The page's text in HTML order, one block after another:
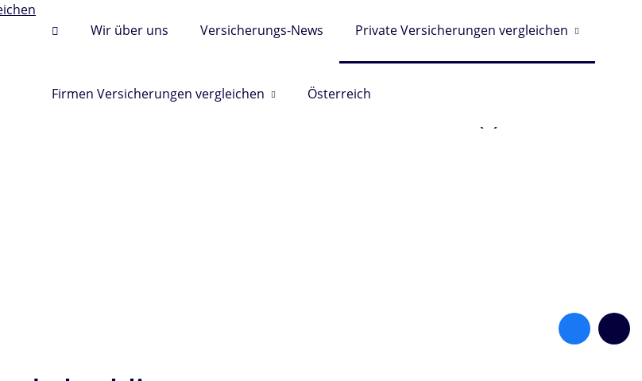
Wir über uns Versicherungs-News Private Versicherungen vergleichen
Firmen Versicherungen vergleichen Österreich